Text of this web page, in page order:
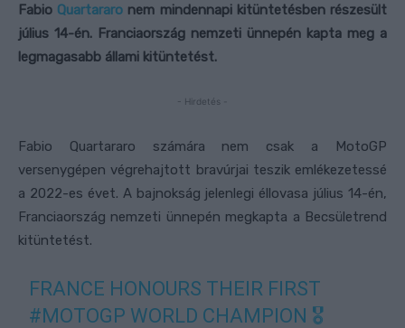
Fabio Quartararo nem mindennapi kitüntetésben részesült
július 14-én. Franciaország nemzeti ünnepén kapta meg a
legmagasabb állami kitüntetést.
- Hirdetés -
Fabio Quartararo számára nem csak a MotoGP
versenygépen végrehajtott bravúrjai teszik emlékezetessé
a 2022-es évet. A bajnokság jelenlegi éllovasa július 14-én,
Franciaország nemzeti ünnepén megkapta a Becsületrend
kitüntetést.
FRANCE HONOURS THEIR FIRST
#MOTOGP WORLD CHAMPION 🎖️